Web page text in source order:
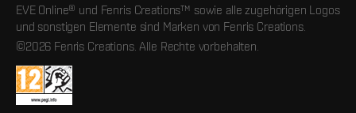
EVE Online® und Fenris Creations™ sowie alle zugehörigen Logos
und sonstigen Elemente sind Marken von Fenris Creations.
©2026 Fenris Creations. Alle Rechte vorbehalten.